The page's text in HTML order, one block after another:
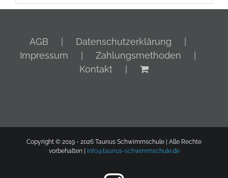
AGB
Datenschutzerklärung
Impressum
Zahlungsmethoden
Kontakt
Copyright © 2019 - 2026 Taunus Schwimmschule | Alle Rechte
vorbehalten |
info@taunus-schwimmschule.de